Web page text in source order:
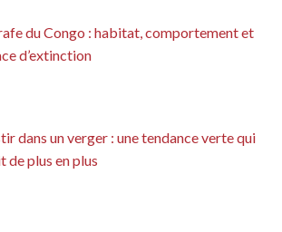
du Congo : habitat, comportement et
d’extinction
dans un verger : une tendance verte qui
de plus en plus